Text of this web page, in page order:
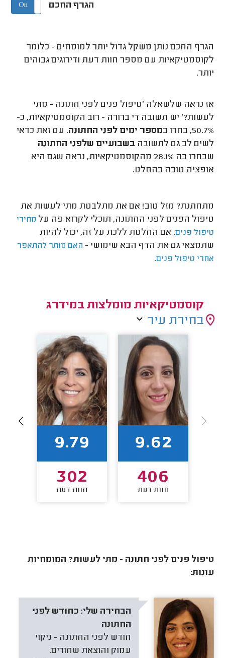
הגרף החכם On Off
הגרף החכם נותן משקל גדול יותר למומחים - כלומר
לקוסמטיקאיות עם מספר חוות דעת ודירוגים גבוהים
יותר.
אז נראה שלשאלה 'טיפול פנים לפני חתונה - מתי
לעשות?' יש תשובה די ברורה - רוב הקוסמטיקאיות, כ-
50.7%, בחרו ב
מספר ימים לפני החתונה. עם זאת כדאי
לשים לב גם לתשובה בשבועיים שלפני החתונה
שבחרו בה 28.1% מהקוסמטיקאיות, נראה שגם היא
אופציה טובה בהחלט.
מתחתנת? מזל טוב! אם את מתלבטת מתי לעשות את
טיפול הפנים לפני החתונה, תוכלי לקרוא פה על מחירי
טיפול פנים. אם החלטת ללכת על זה, יכול להיות
שתמצאי גם את הדף הבא שימושי - האם מותר להתאפר
אחרי טיפול פנים.
קוסמטיקאיות מומלצות במידרג
בחירת עיר
9.62
406
חוות דעת
9.79
302
חוות דעת
טיפול פנים לפני חתונה - מתי לעשות? המומחיות
עונות:
הבחירה שלי: כחודש לפני
החתונה
חודש לפני החתונה - ניקוי
עמוק והוצאת שחורים.